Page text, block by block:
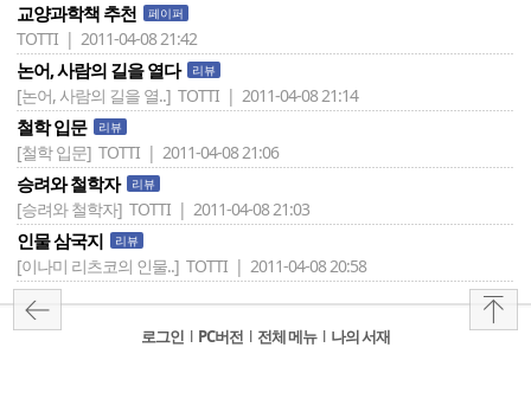
교양과학책 추천 페이퍼
TOTTI | 2011-04-08 21:42
논어, 사람의 길을 열다 리뷰
[논어, 사람의 길을 열..] TOTTI | 2011-04-08 21:14
철학 입문 리뷰
[철학 입문] TOTTI | 2011-04-08 21:06
승려와 철학자 리뷰
[승려와 철학자] TOTTI | 2011-04-08 21:03
인물 삼국지 리뷰
[이나미 리츠코의 인물..] TOTTI | 2011-04-08 20:58
로그인 l PC버전 l 전체 메뉴 l 나의 서재